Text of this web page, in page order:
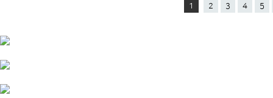
1 2 3 4 5